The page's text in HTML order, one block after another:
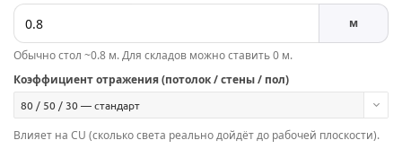
м
Обычно стол ~0.8 м. Для складов можно ставить 0 м.
Коэффициент отражения (потолок / стены / пол)
80 / 50 / 30 — стандарт
Влияет на CU (сколько света реально дойдёт до рабочей плоскости).